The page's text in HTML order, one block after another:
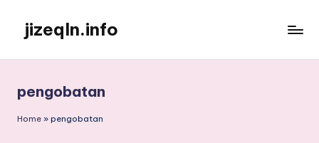
content
jizeqln.info
Informasi
Terpercaya
pengobatan
Home » pengobatan